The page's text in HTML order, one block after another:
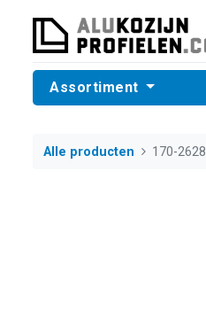
Assortiment
Alle producten 170-2628